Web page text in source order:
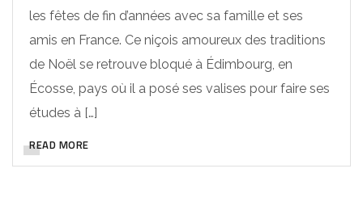
les fêtes de fin d’années avec sa famille et ses
amis en France. Ce niçois amoureux des traditions
de Noël se retrouve bloqué à Édimbourg, en
Écosse, pays où il a posé ses valises pour faire ses
études à […]
READ MORE